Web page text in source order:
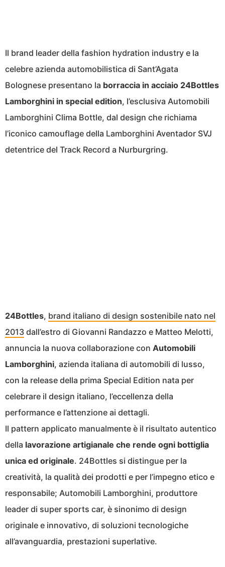
Il brand leader della fashion hydration industry e la
celebre azienda automobilistica di Sant’Agata
Bolognese presentano la borraccia in acciaio 24Bottles
Lamborghini in special edition, l’esclusiva Automobili
Lamborghini Clima Bottle, dal design che richiama
l’iconico camouflage della Lamborghini Aventador SVJ
detentrice del Track Record a Nurburgring.
24Bottles, brand italiano di design sostenibile nato nel
2013 dall’estro di Giovanni Randazzo e Matteo Melotti,
annuncia la nuova collaborazione con Automobili
Lamborghini, azienda italiana di automobili di lusso,
con la release della prima Special Edition nata per
celebrare il design italiano, l’eccellenza della
performance e l’attenzione ai dettagli.
Il pattern applicato manualmente è il risultato autentico
della lavorazione artigianale che rende ogni bottiglia
unica ed originale. 24Bottles si distingue per la
creatività, la qualità dei prodotti e per l’impegno etico e
responsabile; Automobili Lamborghini, produttore
leader di super sports car, è sinonimo di design
originale e innovativo, di soluzioni tecnologiche
all’avanguardia, prestazioni superlative.